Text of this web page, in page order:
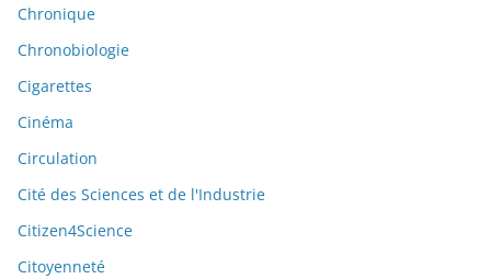
Chronique
Chronobiologie
Cigarettes
Cinéma
Circulation
Cité des Sciences et de l'Industrie
Citizen4Science
Citoyenneté